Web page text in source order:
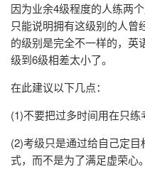
因为业余4级程度的人练两
只能说明拥有这级别的人曾
的级别是完全不一样的，英
级到6级相差太小了。
在此建议以下几点：
(1)不要把过多时间用在只练
(2)考级只是通过给自己定
式，而不是为了满足虚荣心。